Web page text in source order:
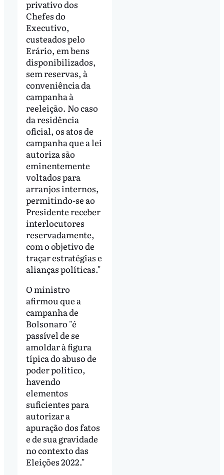
privativo dos
Chefes do
Executivo,
custeados pelo
Erário, em bens
disponibilizados,
sem reservas, à
conveniência da
campanha à
reeleição. No caso
da residência
oficial, os atos de
campanha que a lei
autoriza são
eminentemente
voltados para
arranjos internos,
permitindo-se ao
Presidente receber
interlocutores
reservadamente,
com o objetivo de
traçar estratégias e
alianças políticas."
O ministro
afirmou que a
campanha de
Bolsonaro "é
passível de se
amoldar à figura
típica do abuso de
poder político,
havendo
elementos
suficientes para
autorizar a
apuração dos fatos
e de sua gravidade
no contexto das
Eleições 2022."